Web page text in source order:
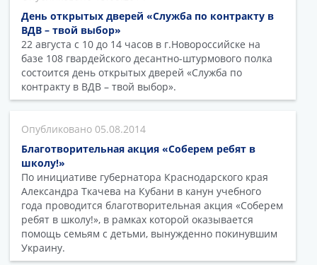
День открытых дверей «Служба по контракту в
ВДВ – твой выбор»
22 августа с 10 до 14 часов в г.Новороссийске на
базе 108 гвардейского десантно-штурмового полка
состоится день открытых дверей «Служба по
контракту в ВДВ – твой выбор».
05.08.2014
Благотворительная акция «Соберем ребят в
школу!»
По инициативе губернатора Краснодарского края
Александра Ткачева на Кубани в канун учебного
года проводится благотворительная акция «Соберем
ребят в школу!», в рамках которой оказывается
помощь семьям с детьми, вынужденно покинувшим
Украину.